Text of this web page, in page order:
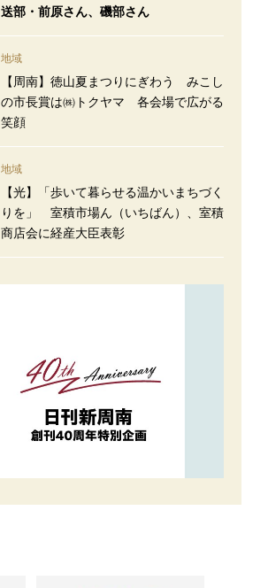
送部・前原さん、磯部さん
地域
【周南】徳山夏まつりにぎわう みこし
の市長賞は㈱トクヤマ 各会場で広がる
笑顔
地域
【光】「歩いて暮らせる温かいまちづく
りを」 室積市場ん（いちばん）、室積
商店会に経産大臣表彰